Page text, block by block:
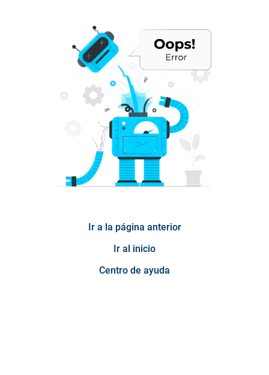
Ir a la página anterior
Ir al inicio
Centro de ayuda